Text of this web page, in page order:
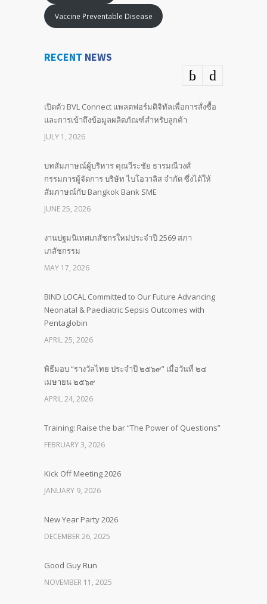
Vaccine Preventable Disease
RECENT NEWS
เปิดตัว BVL Connect แพลตฟอร์มดิจิทัลเพื่อการสั่งซื้อ
และการเข้าถึงข้อมูลผลิตภัณฑ์สำหรับลูกค้า
JULY 1, 2026
บทสัมภาษณ์ผู้บริหาร คุณวีระชัย ธารมณีวงศ์
กรรมการผู้จัดการ บริษัท ไบโอวาลิส จำกัด ซึ่งได้ให้
สัมภาษณ์กับ Bangkok Bank SME
JUNE 25, 2026
งานปฐมนิเทศเภสัชกรใหม่ประจำปี 2569 สภา
เภสัชกรรม
MAY 17, 2026
BIND LOCAL Committed to Our Future Advancing
Neonatal & Paediatric Sepsis Outcomes with
Pentaglobin
APRIL 25, 2026
พิธีมอบ “รางวัลไทย ประจำปี ๒๕๖๙” เมื่อวันที่ ๒๔
เมษายน ๒๕๖๙
APRIL 24, 2026
Training: Raise the bar “The Power of Questions”
FEBRUARY 3, 2026
Kick Off Meeting 2026
JANUARY 9, 2026
New Year Party 2026
DECEMBER 26, 2025
Good Guy Run
NOVEMBER 11, 2025